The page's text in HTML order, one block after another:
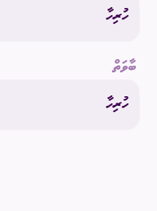
ހުރިހާ
ބާވަތް
ހުރިހާ